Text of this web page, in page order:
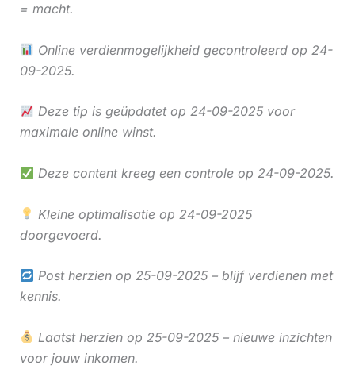
= macht.
Online verdienmogelijkheid gecontroleerd op 24-
09-2025.
Deze tip is geüpdatet op 24-09-2025 voor
maximale online winst.
Deze content kreeg een controle op 24-09-2025.
Kleine optimalisatie op 24-09-2025
doorgevoerd.
Post herzien op 25-09-2025 – blijf verdienen met
kennis.
Laatst herzien op 25-09-2025 – nieuwe inzichten
voor jouw inkomen.